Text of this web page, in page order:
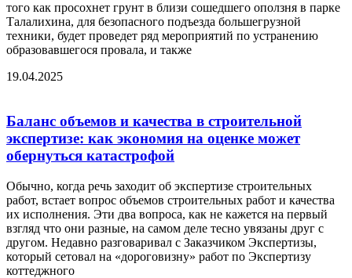
того как просохнет грунт в близи сошедшего оползня в парке
Талалихина, для безопасного подъезда большегрузной
техники, будет проведет ряд мероприятий по устранению
образовавшегося провала, и также
19.04.2025
Баланс объемов и качества в строительной
экспертизе: как экономия на оценке может
обернуться катастрофой
Обычно, когда речь заходит об экспертизе строительных
работ, встает вопрос объемов строительных работ и качества
их исполнения. Эти два вопроса, как не кажется на первый
взгляд что они разные, на самом деле тесно увязаны друг с
другом. Недавно разговаривал с Заказчиком Экспертизы,
который сетовал на «дороговизну» работ по Экспертизу
коттеджного